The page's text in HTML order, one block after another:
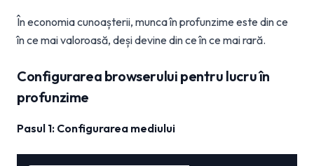
În economia cunoașterii, munca în profunzime este din ce
în ce mai valoroasă, deși devine din ce în ce mai rară.
Configurarea browserului pentru lucru în
profunzime
Pasul 1: Configurarea mediului